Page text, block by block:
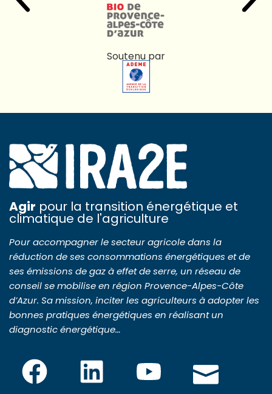
Soutenu par
Agir pour la transition énergétique et
climatique de l'agriculture
Pour accompagner le secteur agricole dans la
réduction de ses consommations énergétiques et de
ses émissions de gaz à effet de serre, un réseau de
conseil se mobilise en région Provence-Alpes-Côte
d’Azur. Sa mission, inciter les agriculteurs à adopter les
bonnes pratiques énergétiques en réalisant un
diagnostic énergétique…